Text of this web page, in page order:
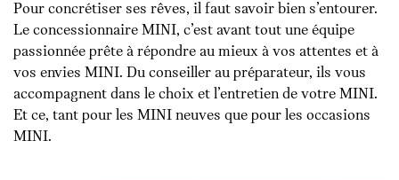
Pour concrétiser ses rêves, il faut savoir bien s’entourer.
Le concessionnaire MINI, c’est avant tout une équipe
passionnée prête à répondre au mieux à vos attentes et à
vos envies MINI. Du conseiller au préparateur, ils vous
accompagnent dans le choix et l’entretien de votre MINI.
Et ce, tant pour les MINI neuves que pour les occasions
MINI.